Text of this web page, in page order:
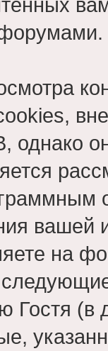
однако
на
Гостя